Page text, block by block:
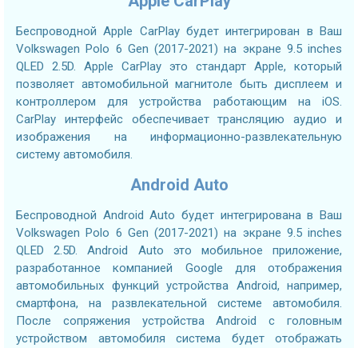
Беспроводной Apple CarPlay будет интегрирован в Ваш
Volkswagen Polo 6 Gen (2017-2021) на экране 9.5 inches
QLED 2.5D. Apple CarPlay это стандарт Apple, который
позволяет автомобильной магнитоле быть дисплеем и
контроллером для устройства работающим на iOS.
CarPlay интерфейс обеспечивает трансляцию аудио и
изображения на информационно-развлекательную
систему автомобиля.
Android Auto
Беспроводной Android Auto будет интегрирована в Ваш
Volkswagen Polo 6 Gen (2017-2021) на экране 9.5 inches
QLED 2.5D. Android Auto это мобильное приложение,
разработанное компанией Google для отображения
автомобильных функций устройства Android, например,
смартфона, на развлекательной системе автомобиля.
После сопряжения устройства Android с головным
устройством автомобиля система будет отображать